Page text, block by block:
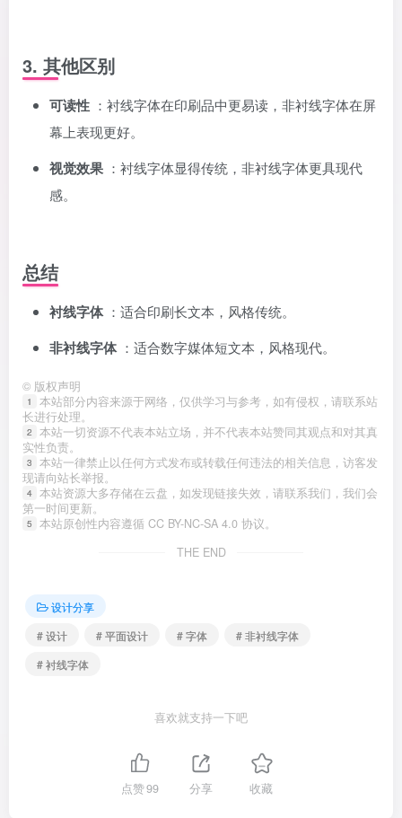
3. 其他区别
可读性 ：衬线字体在印刷品中更易读，非衬线字体在屏
幕上表现更好。
视觉效果 ：衬线字体显得传统，非衬线字体更具现代
感。
总结
衬线字体 ：适合印刷长文本，风格传统。
非衬线字体 ：适合数字媒体短文本，风格现代。
© 版权声明
1
本站部分内容来源于网络，仅供学习与参考，如有侵权，请联系站
长进行处理。
2
本站一切资源不代表本站立场，并不代表本站赞同其观点和对其真
实性负责。
3
本站一律禁止以任何方式发布或转载任何违法的相关信息，访客发
现请向站长举报。
4 本站资源大多存储在云盘，如发现链接失效，请联系我们，我们会
第一时间更新。
5
本站原创性内容遵循 CC BY-NC-SA 4.0 协议。
THE END
设计分享
# 设计
# 平面设计 # 字体
# 非衬线字体
# 衬线字体
喜欢就支持一下吧
点赞99 分享 收藏